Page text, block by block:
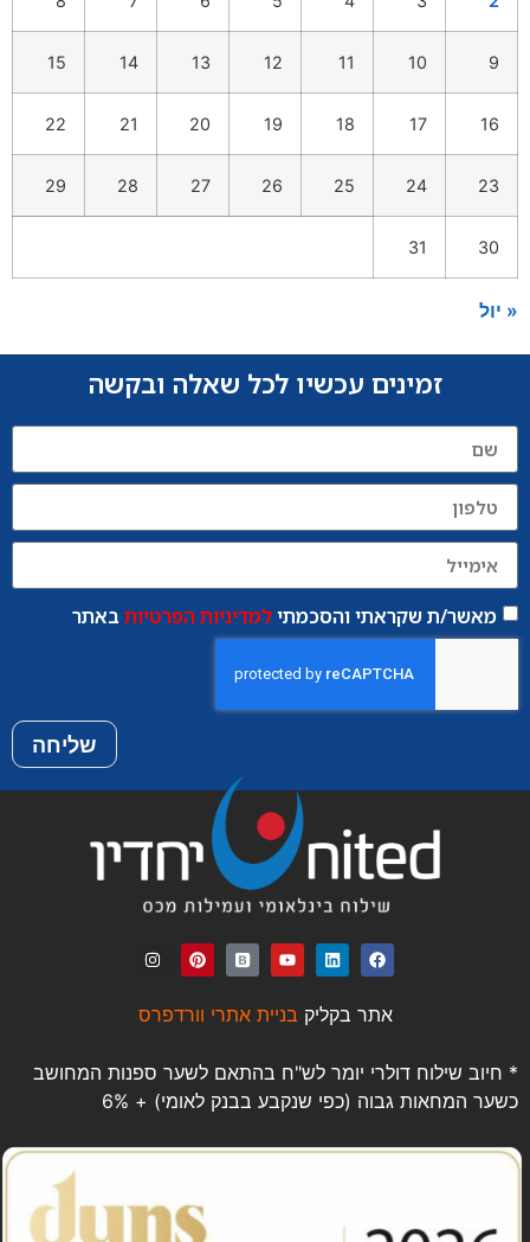
9
10
11
12
13
14
15
16
17
18
19
20
21
22
23
24
25
26
27
28
29
30
31
« יול
זמינים עכשיו לכל שאלה ובקשה
מאשר/ת שקראתי והסכמתילמדיניות הפרטיותבאתר
שליחה
אתר בקליק בניית אתרי וורדפרס
* חיוב שילוח דולרי יומר לש"ח בהתאם לשער ספנות המחושב
כשער המחאות גבוה (כפי שנקבע בבנק לאומי) + 6%